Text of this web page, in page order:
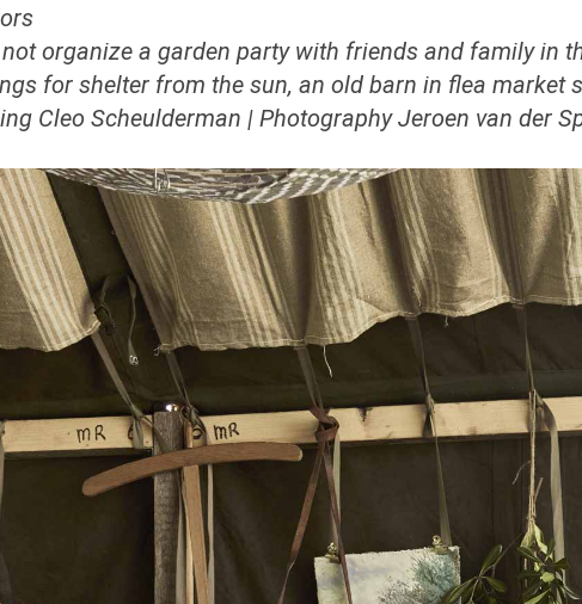
organize a garden party with friends and familyin
for shelter from the sun, an old barn in flea market
Cleo Scheulderman | Photography Jeroen van der